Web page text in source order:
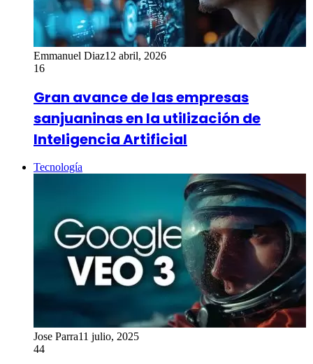
Emmanuel Diaz12 abril, 2026
16
Gran avance de las empresas
sanjuaninas en la utilización de
Inteligencia Artificial
Tecnología
Jose Parra11 julio, 2025
44